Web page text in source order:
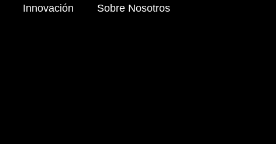
Innovación
Sobre Nosotros